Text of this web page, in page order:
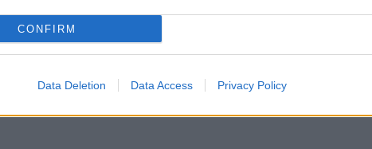
CONFIRM
Data Deletion Data Access Privacy Policy